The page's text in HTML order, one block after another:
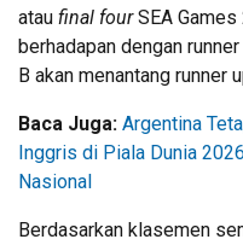
atau final fourSEA Games
berhadapan dengan
B akan menantang runner
Baca Juga: Argentina
Inggris di Piala Dunia
Nasional
Berdasarkan klasemen